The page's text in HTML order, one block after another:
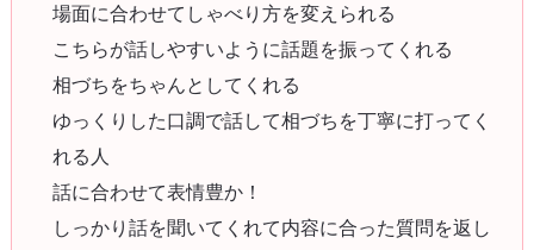
場面に合わせてしゃべり方を変えられる
こちらが話しやすいように話題を振ってくれる
相づちをちゃんとしてくれる
ゆっくりした口調で話して相づちを丁寧に打ってく
れる人
話に合わせて表情豊か！
しっかり話を聞いてくれて内容に合った質問を返し